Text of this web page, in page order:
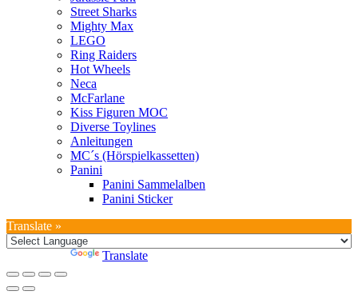
Street Sharks
Mighty Max
LEGO
Ring Raiders
Hot Wheels
Neca
McFarlane
Kiss Figuren MOC
Diverse Toylines
Anleitungen
MC´s (Hörspielkassetten)
Panini
Panini Sammelalben
Panini Sticker
Translate »
Translate